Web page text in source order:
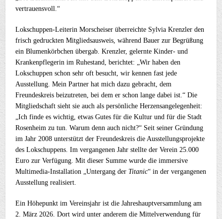
vertrauensvoll.“
Lokschuppen-Leiterin Morscheiser überreichte Sylvia Krenzler den
frisch gedruckten Mitgliedsausweis, während Bauer zur Begrüßung
ein Blumenkörbchen übergab. Krenzler, gelernte Kinder- und
Krankenpflegerin im Ruhestand, berichtet: „Wir haben den
Lokschuppen schon sehr oft besucht, wir kennen fast jede
Ausstellung. Mein Partner hat mich dazu gebracht, dem
Freundeskreis beizutreten, bei dem er schon lange dabei ist.“ Die
Mitgliedschaft sieht sie auch als persönliche Herzensangelegenheit:
„Ich finde es wichtig, etwas Gutes für die Kultur und für die Stadt
Rosenheim zu tun. Warum denn auch nicht?“ Seit seiner Gründung
im Jahr 2008 unterstützt der Freundeskreis die Ausstellungsprojekte
des Lokschuppens. Im vergangenen Jahr stellte der Verein 25.000
Euro zur Verfügung. Mit dieser Summe wurde die immersive
Multimedia-Installation „Untergang der Titanic“ in der vergangenen
Ausstellung realisiert.
Ein Höhepunkt im Vereinsjahr ist die Jahreshauptversammlung am
2. März 2026. Dort wird unter anderem die Mittelverwendung für